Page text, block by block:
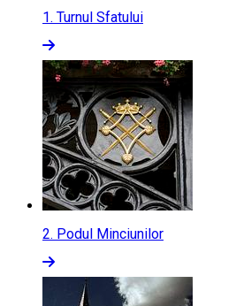
1. Turnul Sfatului
2. Podul Minciunilor